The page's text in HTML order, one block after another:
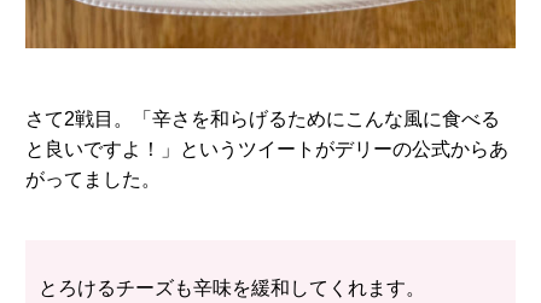
さて2戦目。「辛さを和らげるためにこんな風に食べる
と良いですよ！」というツイートがデリーの公式からあ
がってました。
とろけるチーズも辛味を緩和してくれます。